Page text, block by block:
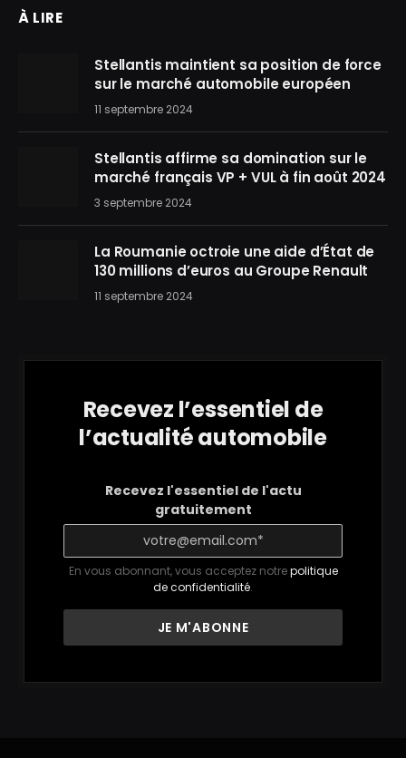
À LIRE
Stellantis maintient sa position de force
sur le marché automobile européen
11 septembre 2024
Stellantis affirme sa domination sur le
marché français VP + VUL à fin août 2024
3 septembre 2024
La Roumanie octroie une aide d’État de
130 millions d’euros au Groupe Renault
11 septembre 2024
Recevez l’essentiel de
l’actualité automobile
Recevez l'essentiel de l'actu
gratuitement
En vous abonnant, vous acceptez notrepolitique
de confidentialité.